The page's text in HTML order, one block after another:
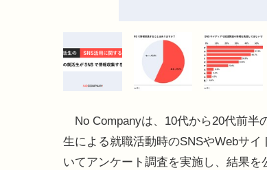
No Companyは、10代から20代前半
生による就職活動時のSNSやWebサイ
いてアンケート調査を実施し、結果を